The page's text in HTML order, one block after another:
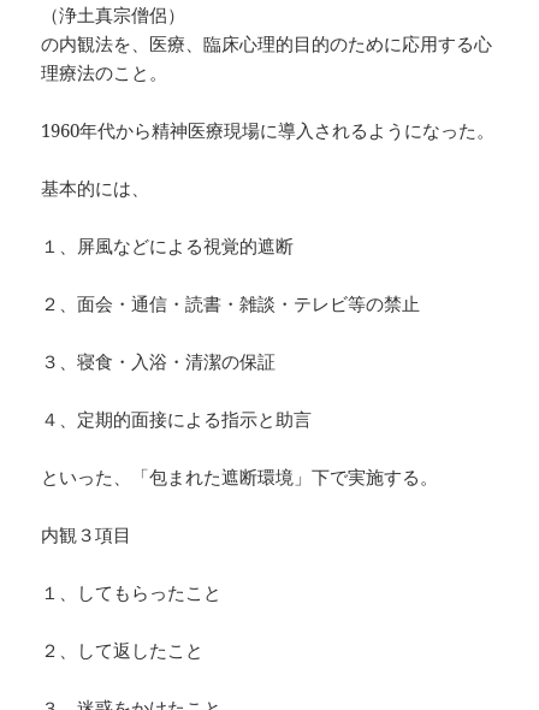
（浄土真宗僧侶）
の内観法を、医療、臨床心理的目的のために応用する心
理療法のこと。
1960年代から精神医療現場に導入されるようになった。
基本的には、
１、屏風などによる視覚的遮断
２、面会・通信・読書・雑談・テレビ等の禁止
３、寝食・入浴・清潔の保証
４、定期的面接による指示と助言
といった、「包まれた遮断環境」下で実施する。
内観３項目
１、してもらったこと
２、して返したこと